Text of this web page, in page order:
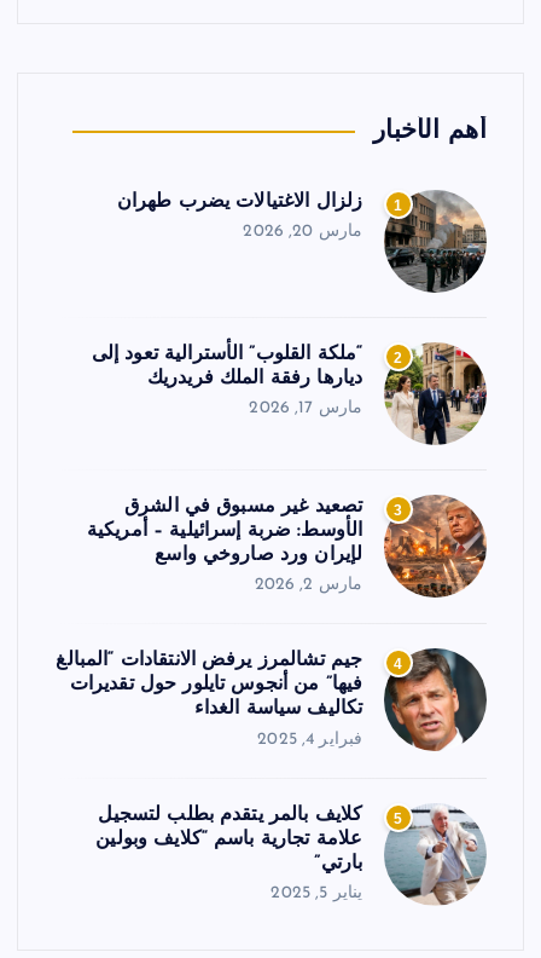
أهم الأخبار
1 زلزال الاغتيالات يضرب طهران
مارس 20, 2026
2
“ملكة القلوب” الأسترالية تعود إلى
ديارها رفقة الملك فريدريك
مارس 17, 2026
3
تصعيد غير مسبوق في الشرق
الأوسط: ضربة إسرائيلية – أمريكية
لإيران ورد صاروخي واسع
مارس 2, 2026
4
جيم تشالمرز يرفض الانتقادات “المبالغ
فيها” من أنجوس تايلور حول تقديرات
تكاليف سياسة الغداء
فبراير 4, 2025
5
كلايف بالمر يتقدم بطلب لتسجيل
علامة تجارية باسم “كلايف وبولين
بارتي”
يناير 5, 2025